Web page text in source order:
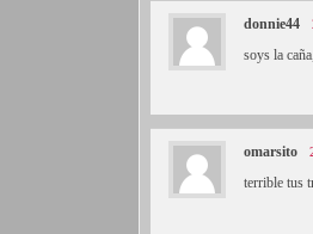
donnie44
soys la
omarsito
terrible tus